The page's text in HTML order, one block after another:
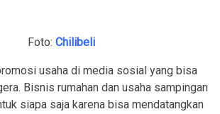
Foto: Chilibeli
usaha di media sosial yang bisa
Bisnis rumahan dan usaha sampingan
siapa saja karena bisa mendatangkan